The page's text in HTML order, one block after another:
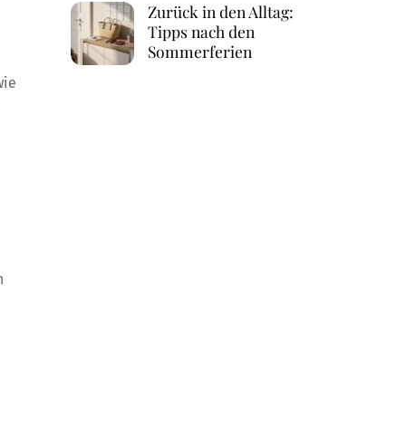
Zurück in den Alltag:
Tipps nach den
Sommerferien